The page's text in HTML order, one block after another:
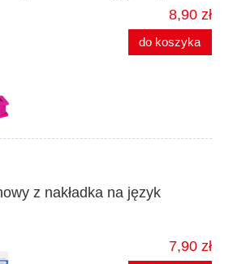
8,90 zł
do koszyka
z nakładka na język
7,90 zł